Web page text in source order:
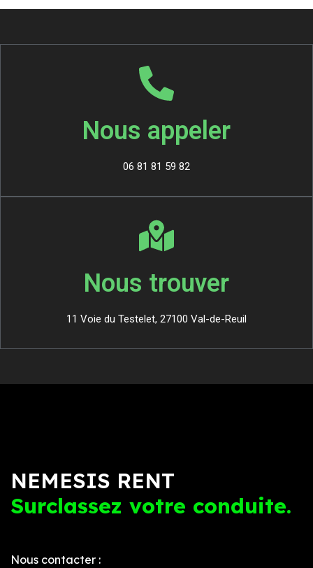
Nous appeler
06 81 81 59 82
Nous trouver
11 Voie du Testelet, 27100 Val-de-Reuil
NEMESIS RENT
Surclassez votre conduite.
Nous contacter :